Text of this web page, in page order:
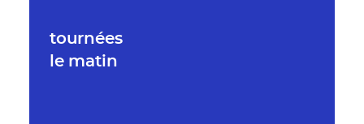
tournées
le matin